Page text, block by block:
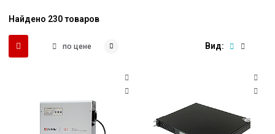
Найдено 230 товаров
по цене Вид: